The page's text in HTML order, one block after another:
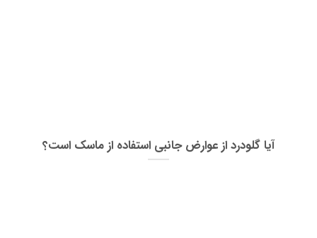
آیا گلودرد از عوارض جانبی استفاده از ماسک است؟